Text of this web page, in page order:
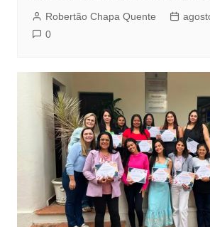
Robertão Chapa Quente
0